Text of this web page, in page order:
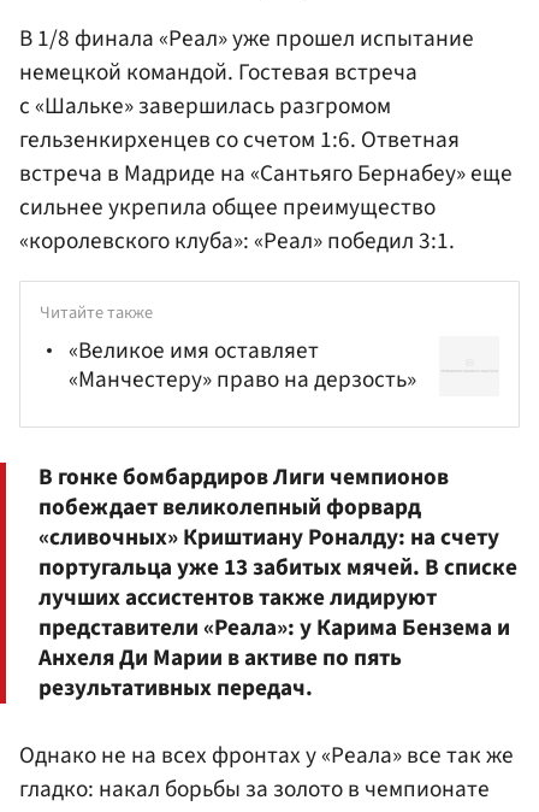
В 1/8 финала «Реал» уже прошел испытание
немецкой командой. Гостевая встреча
с «Шальке» завершилась разгромом
гельзенкирхенцев со счетом 1:6. Ответная
встреча в Мадриде на «Сантьяго Бернабеу» еще
сильнее укрепила общее преимущество
«королевского клуба»: «Реал» победил 3:1.
Читайте также
«Великое имя оставляет
«Манчестеру» право на дерзость»
В гонке бомбардиров Лиги чемпионов
побеждает великолепный форвард
«сливочных»Криштиану Роналду: на счету
португальца уже 13 забитых мячей. В списке
лучших ассистентов также лидируют
представители «Реала»: у Карима Бензема и
Анхеля Ди Марии в активе по пять
результативных передач.
Однако не на всех фронтах у «Реала» все так же
гладко: накал борьбы за золото в чемпионате